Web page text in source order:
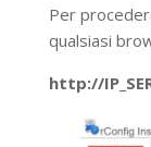
Per
qualsiasi
http://